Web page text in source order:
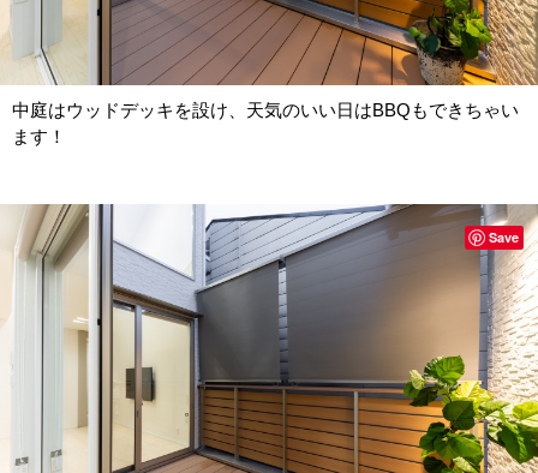
中庭はウッドデッキを設け、天気のいい日はBBQもできちゃい
ます！
Save